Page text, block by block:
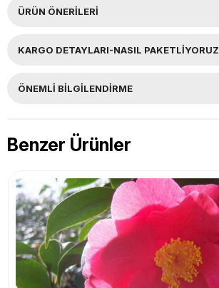
ÜRÜN ÖNERILERI
KARGO DETAYLARI-NASIL PAKETLİYORUZ
ÖNEMLI BILGILENDIRME
Benzer Ürünler